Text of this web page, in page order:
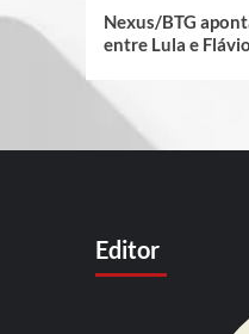
Nexus/BTG
entre Lula e
Editor